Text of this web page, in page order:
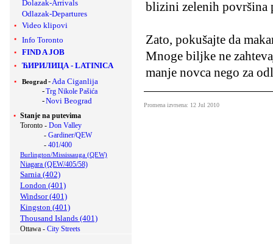
Dolazak-Arrivals
Odlazak-Departures
Video klipovi
Info Toronto
FIND A JOB
ЋИРИЛИЦА - LATINICA
Beograd -Ada Ciganlija
-Trg Nikole Pašića
-Novi Beograd
Stanje na putevima
Toronto - Don Valley
- Gardiner/QEW
- 401/400
Burlington/Mississauga (QEW)
Niagara (QEW/405/58)
Sarnia (402)
London (401)
Windsor (401)
Kingston (401)
Thousand Islands (401)
Ottawa - City Streets
blizini zelenih površina
Zato, pokušajte da
Mnoge biljke ne
manje novca nego za
Promena izvrsena: 12 Jul 2010